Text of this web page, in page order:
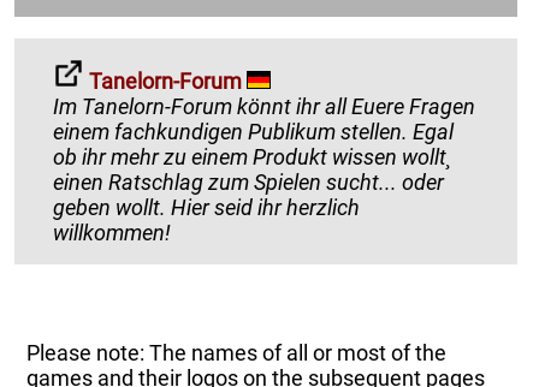
Tanelorn-Forum
Im Tanelorn-Forum könnt ihr all Euere Fragen
einem fachkundigen Publikum stellen. Egal
ob ihr mehr zu einem Produkt wissen wollt¸
einen Ratschlag zum Spielen sucht... oder
geben wollt. Hier seid ihr herzlich
willkommen!
Please note: The names of all or most of the
games and their logos on the subsequent pages